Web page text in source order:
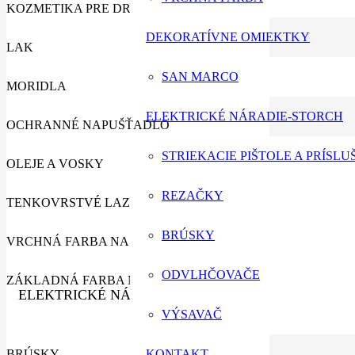
DEKORATÍVNE OMIEKTKY
SAN MARCO
ELEKTRICKÉ NÁRADIE-STORCH
STRIEKACIE PIŠTOLE A
REZAČKY
BRÚSKY
ODVLHČOVAČE
VÝSAVAČ
KOZMETIKA PRE DREVO
LAK
MORIDLA
OCHRANNÉ NAPUŠŤADLO
OLEJE A VOSKY
TENKOVRSTVÉ LAZÚRY
VRCHNÁ FARBA NA DREVO
ZÁKLADNÁ FARBA NA DREVO
ELEKTRICKÉ NÁRADIE-STORCH